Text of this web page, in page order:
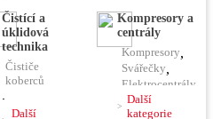
Vibrační
lišty
, Čerpadla
Ponorné
vibrátory
Míchačky
kladiva
,
Jádrové
vrtačky
Čistící a
úklidová
technika
Čističe
koberců
,
Stavební
Další
Kompresory a
centrály
Kompresory,
Svářečky,
Elektrocentrály
Pájky,
Další
kategorie